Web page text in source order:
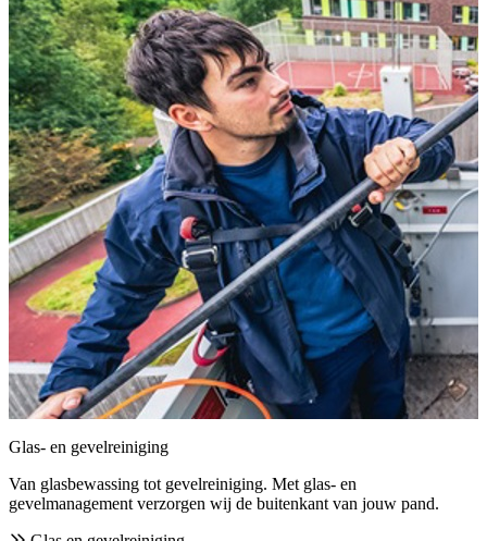
Glas- en gevelreiniging
Van glasbewassing tot gevelreiniging. Met glas- en
gevelmanagement verzorgen wij de buitenkant van jouw pand.